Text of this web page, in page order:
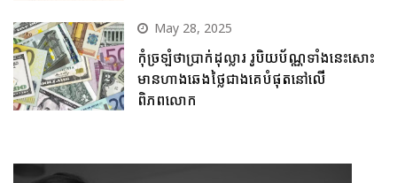
May 28, 2025
កុំច្រឡំថាប្រាក់ដុល្លារ រូបិយប័ណ្ណទាំងនេះសោះ
មានហាងឆេងថ្លៃជាងគេបំផុតនៅលើ
ពិភពលោក